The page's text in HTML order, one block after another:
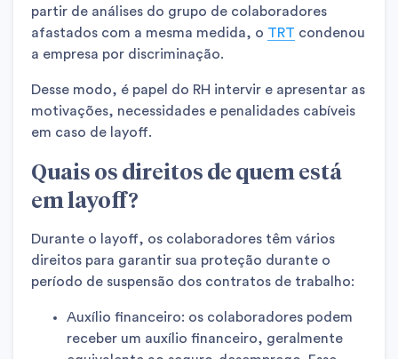
partir de análises do grupo de colaboradores
afastados com a mesma medida, o TRT condenou
a empresa por discriminação.
Desse modo, é papel do RH intervir e apresentar as
motivações, necessidades e penalidades cabíveis
em caso de layoff.
Quais os direitos de quem está
em layoff?
Durante o layoff, os colaboradores têm vários
direitos para garantir sua proteção durante o
período de suspensão dos contratos de trabalho:
Auxílio financeiro: os colaboradores podem
receber um auxílio financeiro, geralmente